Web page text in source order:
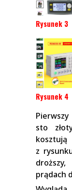
Rysunek 3
Rysunek 4
Pierwszy
sto
kosztują
z
prądach